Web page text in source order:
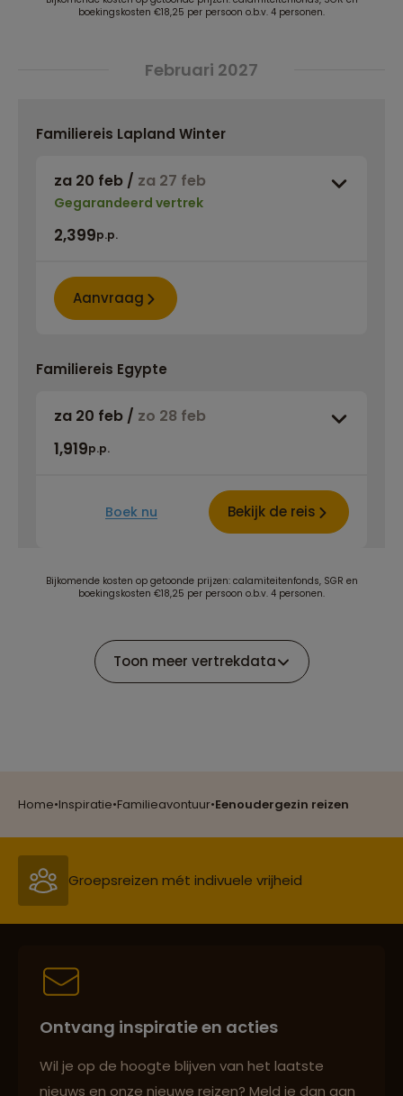
Home•Inspiratie•Familieavontuur•Eenoudergezin reizen
boekingskosten €18,25 per persoon o.b.v. 4 personen.
Februari 2027
Familiereis Lapland Winter
za 20 feb / za 27 feb
Gegarandeerd vertrek
2,399p.p.
Aanvraag
Familiereis Egypte
za 20 feb / zo 28 feb
1,919p.p.
Boek nu Bekijk de reis
Bijkomende kosten op getoonde prijzen: calamiteitenfonds, SGR en
boekingskosten €18,25 per persoon o.b.v. 4 personen.
Toon meer vertrekdata
Groepsreizen mét indivuele vrijheid
Persoonlijk en deskundig reisadvies
Best beoordeelde reisroutes
Reizen met oog voor mens, cultuur en milieu
Ontvang inspiratie en acties
Wil je op de hoogte blijven van het laatste
nieuws en onze nieuwe reizen? Meld je dan aan